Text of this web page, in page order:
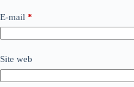
E-mail *
Site web